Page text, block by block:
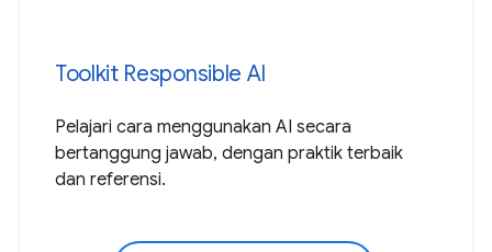
Toolkit Responsible AI
Pelajari cara menggunakan AI secara
bertanggung jawab, dengan praktik terbaik
dan referensi.